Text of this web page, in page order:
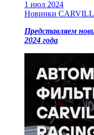
1 июл 2024
Новинки
Представляем
2024 года